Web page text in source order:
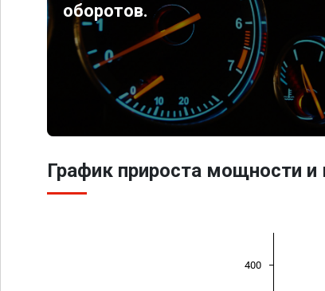
оборотов.
График прироста мощности
400